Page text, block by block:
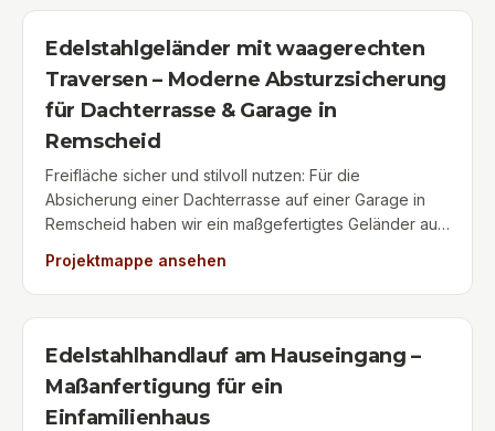
Zugang zum Obergeschoss und erfüllt alle Vorgaben
an Statik und Sicherheit. Ausgewählt wurden
rutschhemmende Gitterrost-Stufen und Podestbeläge,
die auch bei Regen und Schnee maximale
Trittsicherheit bieten und besonders pflegeleicht sind.
Ein modernes Flachstahlgeländer rundet die
architektonische Linie an der Fassade. Eine langlebige
und wertsteigernde Lösung für die Umnutzung,
Vermietung oder Aufteilung von Wohnraum in
Wipperfürth & Umgebung.
Edelstahlgeländer mit waagerechten
Traversen – Moderne Absturzsicherung
für Dachterrasse & Garage in
Remscheid
Freifläche sicher und stilvoll nutzen: Für die
Absicherung einer Dachterrasse auf einer Garage in
Remscheid haben wir ein maßgefertigtes Geländer aus
gefertigt und montiert. Die waagerechten Traversen
(Edelstahl-Füllstäbe) verleihen dem Geländer eine
leichte, geradlinige Optik und sorgen dafür, dass der
freie Blick ins Grüne erhalten bleibt. Die robuste
Edelstahlkonstruktion ist absolut rostfrei, pflegeleicht
und garantiert maximale Sicherheit als
Absturzsicherung – eine elegante und langlebige
Projektmappe ansehen
Edelstahlhandlauf am Hauseingang –
Maßanfertigung für ein
Einfamilienhaus